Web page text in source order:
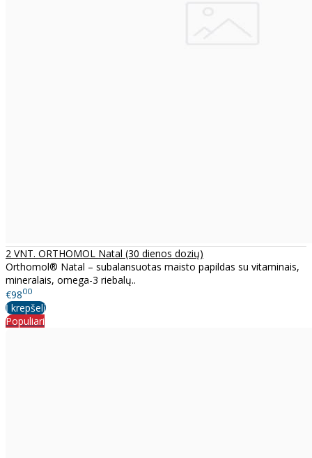
2 VNT. ORTHOMOL Natal (30 dienos dozių)
Orthomol® Natal – subalansuotas maisto papildas su vitaminais,
mineralais, omega-3 riebalų..
€9800
Į krepšelį
Populiari